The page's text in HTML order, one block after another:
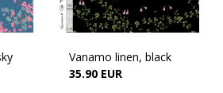
Vanamo linen, black
35.90 EUR